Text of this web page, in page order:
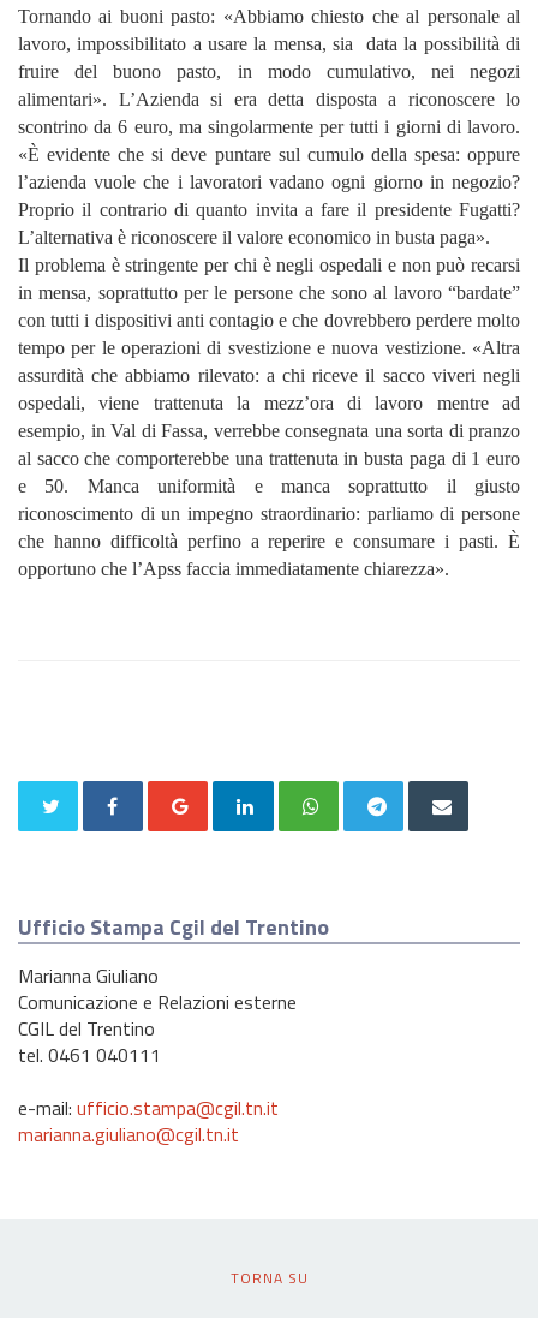
Tornando ai buoni pasto: «Abbiamo chiesto che al personale al
lavoro, impossibilitato a usare la mensa, sia data la possibilità di
fruire del buono pasto, in modo cumulativo, nei negozi
alimentari». L’Azienda si era detta disposta a riconoscere lo
scontrino da 6 euro, ma singolarmente per tutti i giorni di lavoro.
«È evidente che si deve puntare sul cumulo della spesa: oppure
l’azienda vuole che i lavoratori vadano ogni giorno in negozio?
Proprio il contrario di quanto invita a fare il presidente Fugatti?
L’alternativa è riconoscere il valore economico in busta paga».
Il problema è stringente per chi è negli ospedali e non può recarsi
in mensa, soprattutto per le persone che sono al lavoro “bardate”
con tutti i dispositivi anti contagio e che dovrebbero perdere molto
tempo per le operazioni di svestizione e nuova vestizione. «Altra
assurdità che abbiamo rilevato: a chi riceve il sacco viveri negli
ospedali, viene trattenuta la mezz’ora di lavoro mentre ad
esempio, in Val di Fassa, verrebbe consegnata una sorta di pranzo
al sacco che comporterebbe una trattenuta in busta paga di 1 euro
e 50. Manca uniformità e manca soprattutto il giusto
riconoscimento di un impegno straordinario: parliamo di persone
che hanno difficoltà perfino a reperire e consumare i pasti. È
opportuno che l’Apss faccia immediatamente chiarezza».
Ufficio Stampa Cgil del Trentino
Marianna Giuliano
Comunicazione e Relazioni esterne
CGIL del Trentino
tel. 0461 040111
e-mail: ufficio.stampa@cgil.tn.it
marianna.giuliano@cgil.tn.it
TORNA SU